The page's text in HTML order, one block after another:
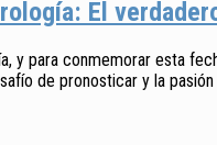
El
y para conmemorar esta
de pronosticar y la